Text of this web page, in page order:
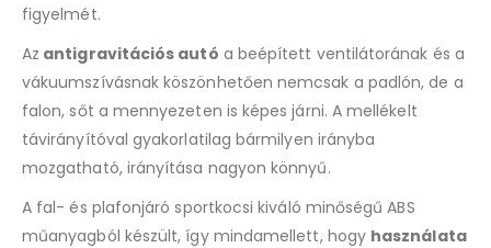
figyelmét.
Az antigravitációs autó a beépített ventilátorának és a
vákuumszívásnak köszönhetően nemcsak a padlón, de a
falon, sőt a mennyezeten is képes járni. A mellékelt
távirányítóval gyakorlatilag bármilyen irányba
mozgatható, irányítása nagyon könnyű.
A fal- és plafonjáró sportkocsi kiváló minőségű ABS
műanyagból készült, így mindamellett, hogy használata